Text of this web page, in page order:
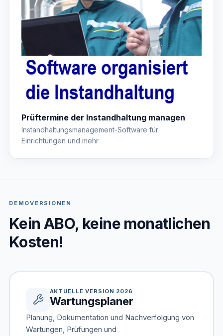
Prüftermine der Instandhaltung managen
Instandhaltungsmanagement-Software für
Einrichtungen und mehr
DEMOVERSIONEN
Kein ABO, keine monatlichen
Kosten!
AKTUELLE VERSION 2026
Wartungsplaner
Planung, Dokumentation und Nachverfolgung von
Wartungen, Prüfungen und